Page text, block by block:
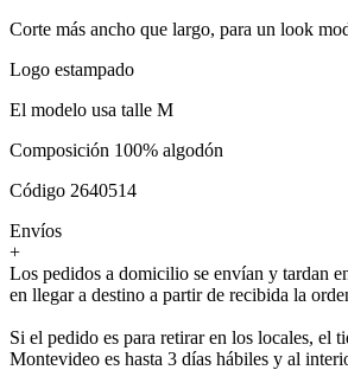
Corte más ancho que largo, para un look
Logo estampado
El modelo usa talle M
Composición 100% algodón
Código 2640514
Envíos
+
Los pedidos a domicilio se envían y tardan
en llegar a destino a partir de recibida la
Si el pedido es para retirar en los locales, el
Montevideo es hasta 3 días hábiles y al